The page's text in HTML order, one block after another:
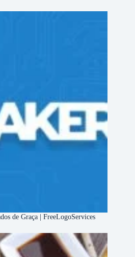
de Graça | FreeLogoServices